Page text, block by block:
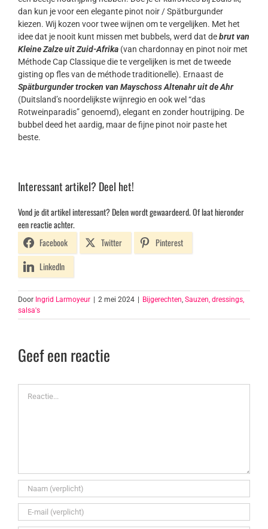
dan kun je voor een elegante pinot noir / Spätburgunder
kiezen. Wij kozen voor twee wijnen om te vergelijken. Met het
idee dat je nooit kunt missen met bubbels, werd dat debrut van
Kleine Zalze uit Zuid-Afrika(van chardonnay en pinot noir met
Méthode Cap Classique die te vergelijken is met de tweede
gisting op fles van de méthode traditionelle). Ernaast de
Spätburgunder trocken van Mayschoss Altenahr uit de Ahr
(Duitsland’s noordelijkste wijnregio en ook wel “das
Rotweinparadis” genoemd), elegant en zonder houtrijping. De
bubbel deed het aardig, maar de fijne pinot noir paste het
beste.
Interessant artikel? Deel het!
Vond je dit artikel interessant? Delen wordt gewaardeerd. Of laat hieronder
een reactie achter.
Facebook
Twitter
Pinterest
LinkedIn
Door Ingrid Larmoyeur 2 mei 2024 Bijgerechten, Sauzen, dressings,
salsa's
Geef een reactie